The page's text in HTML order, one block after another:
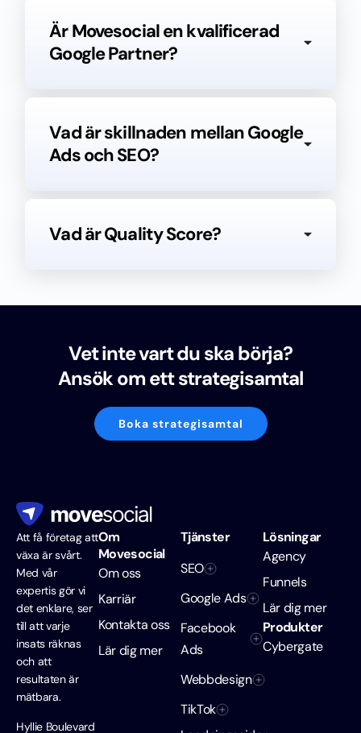
Är Movesocial en kvalificerad
Google Partner?
Vad är skillnaden mellan Google
Ads och SEO?
Vad är Quality Score?
Vet inte vart du ska börja?
Ansök om ett strategisamtal
Boka strategisamtal
Att få företag att
växa är svårt.
Med vår
expertis gör vi
det enklare, ser
till att varje
insats räknas
och att
resultaten är
mätbara.
Hyllie Boulevard
Om
Movesocial
Om oss
Karriär
Kontakta oss
Lär dig mer
Tjänster
SEO
Google Ads
Facebook
Ads
Webbdesign
TikTok
Lösningar
Agency
Funnels
Lär dig mer
Produkter
Cybergate